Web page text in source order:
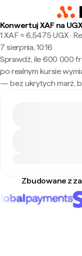
Konwertuj XAF na
1 XAF ≈ 6,5475 UGX ·
7 sierpnia, 10:16
Sprawdź, ile 600 000
po realnym kursie
— bez ukrytych marż,
Zbudowane z